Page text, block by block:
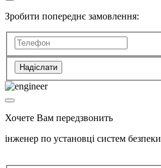
Зробити попереднє замовлення:
Надіслати
Хочете Вам передзвонить
інженер по установці систем безпеки